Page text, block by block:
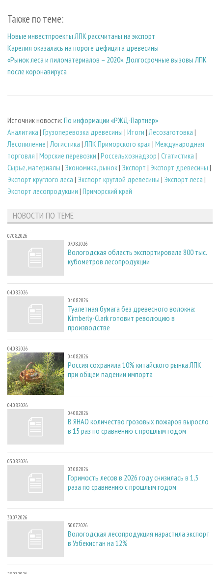
Также по теме:
Новые инвестпроекты ЛПК рассчитаны на экспорт
Карелия оказалась на пороге дефицита древесины
«Рынок леса и пиломатериалов – 2020». Долгосрочные вызовы ЛПК
после коронавируса
Источник новости: По информации «РЖД-Партнер»
Аналитика | Грузоперевозка древесины | Итоги | Лесозаготовка |
Лесопиление | Логистика | ЛПК Приморского края | Международная
торговля | Морские перевозки | Россельхознадзор | Статистика |
Сырье, материалы | Экономика, рынок| Экспорт | Экспорт древесины |
Экспорт круглого леса | Экспорт круглой древесины | Экспорт леса |
Экспорт лесопродукции | Приморский край
НОВОСТИ ПО ТЕМЕ
07.08.2026
07.08.2026
Вологодская область экспортировала 800 тыс.
кубометров лесопродукции
04.08.2026
04.08.2026
Туалетная бумага без древесного волокна:
Kimberly-Clark готовит революцию в
производстве
04.08.2026
04.08.2026
Россия сохранила 10% китайского рынка ЛПК
при общем падении импорта
04.08.2026
04.08.2026
В ЯНАО количество грозовых пожаров выросло
в 15 раз по сравнению с прошлым годом
03.08.2026
03.08.2026
Горимость лесов в 2026 году снизилась в 1,5
раза по сравнению с прошлым годом
30.07.2026
30.07.2026
Вологодская лесопродукция нарастила экспорт
в Узбекистан на 12%